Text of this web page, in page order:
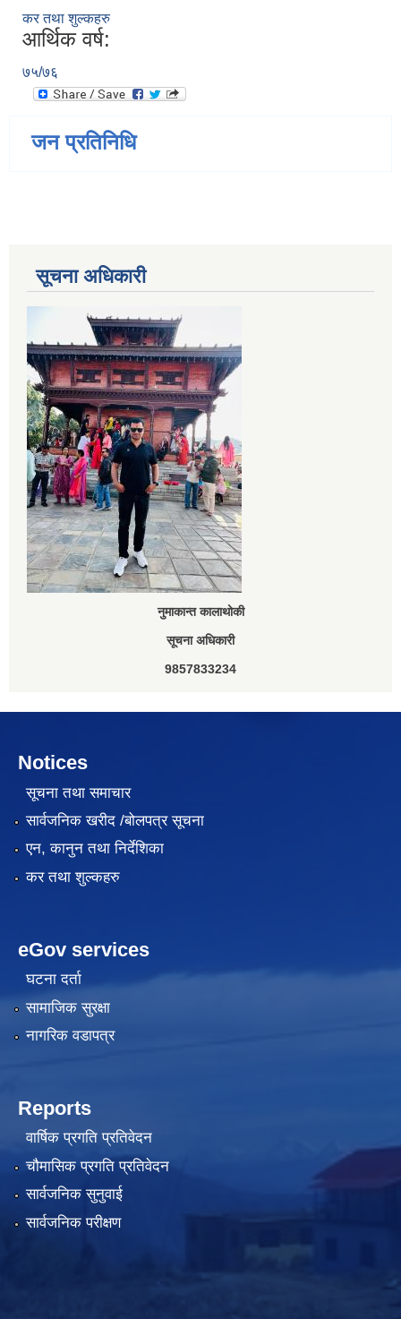
कर तथा शुल्कहरु
आर्थिक वर्ष:
७५/७६
जन प्रतिनिधि
सूचना अधिकारी
नुमाकान्त कालाथोकी
सूचना अधिकारी
9857833234
Notices
सूचना तथा समाचार
सार्वजनिक खरीद /बोलपत्र सूचना
एन, कानुन तथा निर्देशिका
कर तथा शुल्कहरु
eGov services
घटना दर्ता
सामाजिक सुरक्षा
नागरिक वडापत्र
Reports
वार्षिक प्रगति प्रतिवेदन
चौमासिक प्रगति प्रतिवेदन
सार्वजनिक सुनुवाई
सार्वजनिक परीक्षण